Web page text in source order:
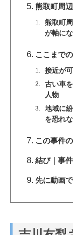
熊取町周
熊取町
が軸に
ここまで
接近が
古い車
人物
地域に
を恐れ
この事件
結び｜事
先に動画